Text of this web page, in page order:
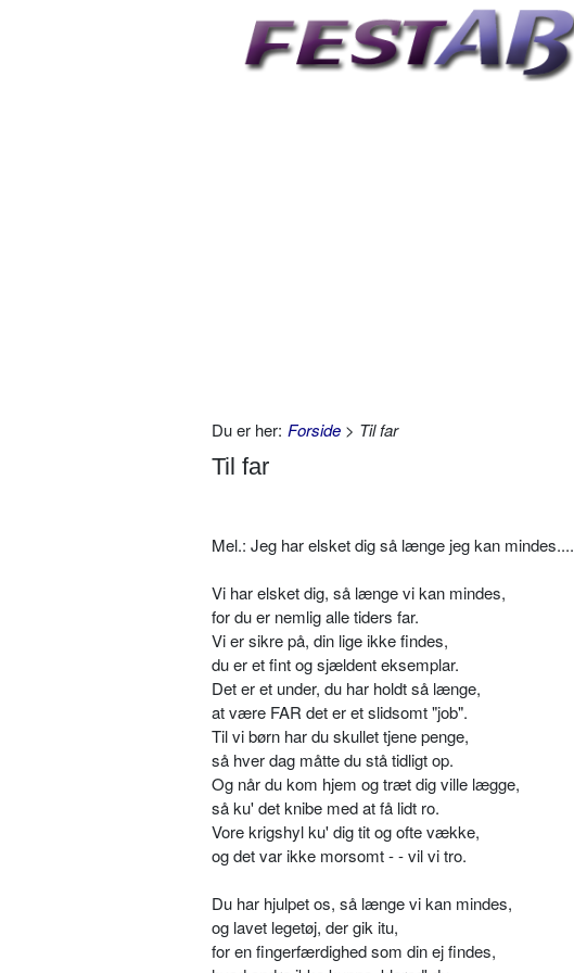
Du er her: Forside > Til far
Til far
Mel.: Jeg har elsket dig så længe jeg kan mindes....
Vi har elsket dig, så længe vi kan mindes,
for du er nemlig alle tiders far.
Vi er sikre på, din lige ikke findes,
du er et fint og sjældent eksemplar.
Det er et under, du har holdt så længe,
at være FAR det er et slidsomt "job".
Til vi børn har du skullet tjene penge,
så hver dag måtte du stå tidligt op.
Og når du kom hjem og træt dig ville lægge,
så ku' det knibe med at få lidt ro.
Vore krigshyl ku' dig tit og ofte vække,
og det var ikke morsomt - - vil vi tro.
Du har hjulpet os, så længe vi kan mindes,
og lavet legetøj, der gik itu,
for en fingerfærdighed som din ej findes,